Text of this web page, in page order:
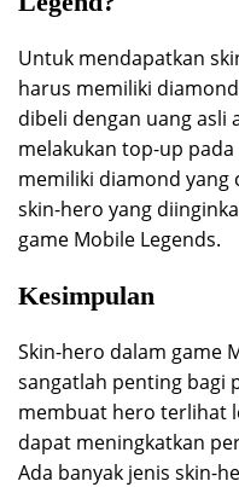
Untuk mendapatkan
harus memiliki
dibeli dengan uang asli
melakukan top-up
memiliki diamond yang
skin-hero yang
game Mobile Legends.
Kesimpulan
Skin-hero dalam game
sangatlah penting bagi
membuat hero terlihat
dapat meningkatkan
Ada banyak jenis skin-